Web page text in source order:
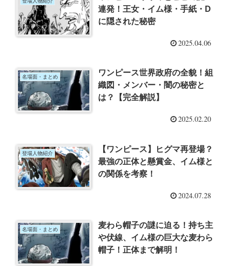
連発！王女・イム様・手紙・D
に隠された秘密
2025.04.06
名場面・まとめ
ワンピース世界政府の全貌！組
織図・メンバー・闇の秘密と
は？【完全解説】
2025.02.20
登場人物紹介
【ワンピース】ヒグマ再登場？
最強の正体と懸賞金、イム様と
の関係を考察！
2024.07.28
名場面・まとめ
麦わら帽子の謎に迫る！持ち主
や伏線、イム様の巨大な麦わら
帽子！正体まで解明！